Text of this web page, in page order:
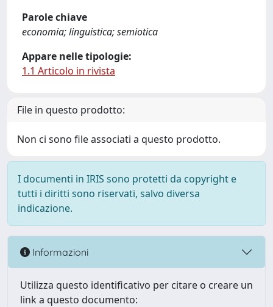
Parole chiave
economia; linguistica; semiotica
Appare nelle tipologie:
1.1 Articolo in rivista
File in questo prodotto:
Non ci sono file associati a questo prodotto.
I documenti in IRIS sono protetti da copyright e
tutti i diritti sono riservati, salvo diversa
indicazione.
Informazioni
Utilizza questo identificativo per citare o creare un
link a questo documento: